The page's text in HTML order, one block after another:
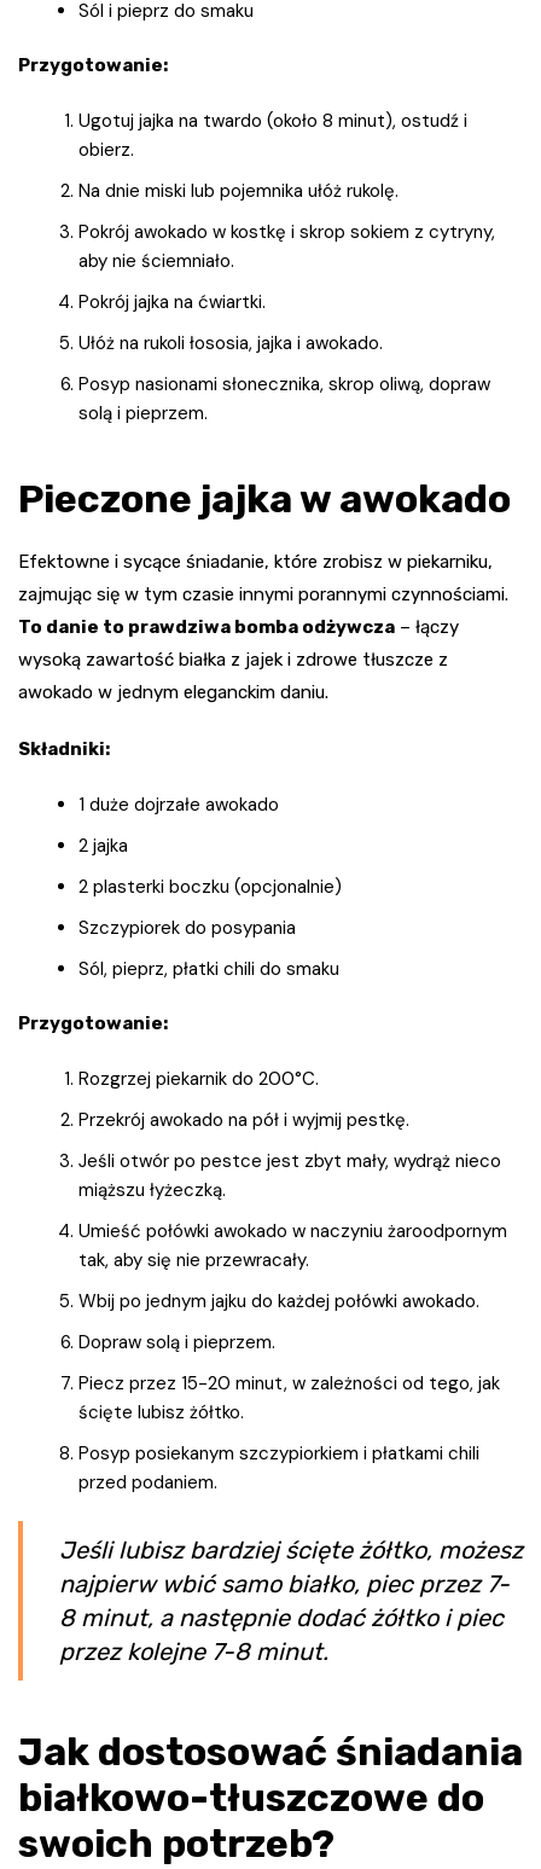
Sól i pieprz do smaku
Przygotowanie:
Ugotuj jajka na twardo (około 8 minut), ostudź i
obierz.
Na dnie miski lub pojemnika ułóż rukolę.
Pokrój awokado w kostkę i skrop sokiem z cytryny,
aby nie ściemniało.
Pokrój jajka na ćwiartki.
Ułóż na rukoli łososia, jajka i awokado.
Posyp nasionami słonecznika, skrop oliwą, dopraw
solą i pieprzem.
Pieczone jajka w awokado
Efektowne i sycące śniadanie, które zrobisz w piekarniku,
zajmując się w tym czasie innymi porannymi czynnościami.
To danie to prawdziwa bomba odżywcza – łączy
wysoką zawartość białka z jajek i zdrowe tłuszcze z
awokado w jednym eleganckim daniu.
Składniki:
1 duże dojrzałe awokado
2 jajka
2 plasterki boczku (opcjonalnie)
Szczypiorek do posypania
Sól, pieprz, płatki chili do smaku
Przygotowanie:
Rozgrzej piekarnik do 200°C.
Przekrój awokado na pół i wyjmij pestkę.
Jeśli otwór po pestce jest zbyt mały, wydrąż nieco
miąższu łyżeczką.
Umieść połówki awokado w naczyniu żaroodpornym
tak, aby się nie przewracały.
Wbij po jednym jajku do każdej połówki awokado.
Dopraw solą i pieprzem.
Piecz przez 15-20 minut, w zależności od tego, jak
ścięte lubisz żółtko.
Posyp posiekanym szczypiorkiem i płatkami chili
przed podaniem.
Jeśli lubisz bardziej ścięte żółtko, możesz
najpierw wbić samo białko, piec przez 7-
8 minut, a następnie dodać żółtko i piec
przez kolejne 7-8 minut.
Jak dostosować śniadania
białkowo-tłuszczowe do
swoich potrzeb?